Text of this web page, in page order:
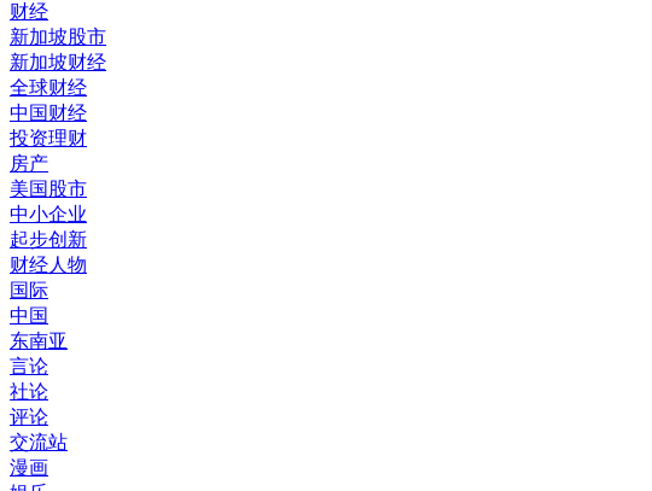
财经
新加坡股市
新加坡财经
全球财经
中国财经
投资理财
房产
美国股市
中小企业
起步创新
财经人物
国际
中国
东南亚
言论
社论
评论
交流站
漫画